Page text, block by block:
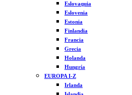
Eslovaquia
Eslovenia
Estonia
Finlandia
Francia
Grecia
Holanda
Hungría
EUROPA I-Z
Irlanda